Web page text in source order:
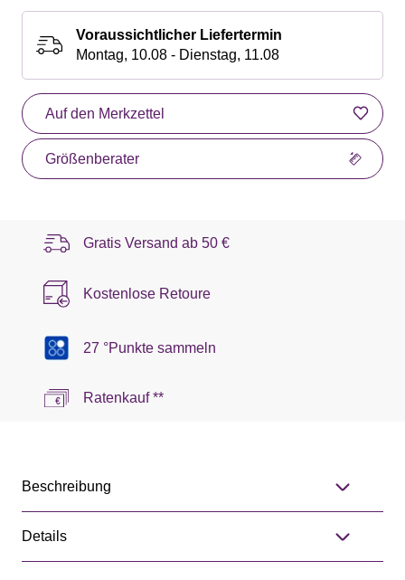
Voraussichtlicher Liefertermin
Montag, 10.08 - Dienstag, 11.08
Auf den Merkzettel
Größenberater
Gratis Versand ab 50 €
Kostenlose Retoure
27 °Punkte sammeln
Ratenkauf **
Beschreibung
Details